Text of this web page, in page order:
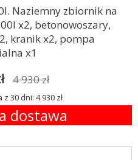
Naziemny zbiornik na
x2, betonowoszary,
kranik x2, pompa
x1
4 930 zł
30 dni: 4 930 zł
dostawa